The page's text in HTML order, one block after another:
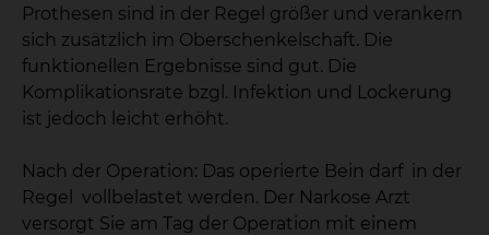
Prothesen sind in der Regel größer und verankern
sich zusätzlich im Oberschenkelschaft. Die
funktionellen Ergebnisse sind gut. Die
Komplikationsrate bzgl. Infektion und Lockerung
ist jedoch leicht erhöht.
Nach der Operation: Das operierte Bein darf in der
Regel vollbelastet werden. Der Narkose Arzt
versorgt Sie am Tag der Operation mit einem